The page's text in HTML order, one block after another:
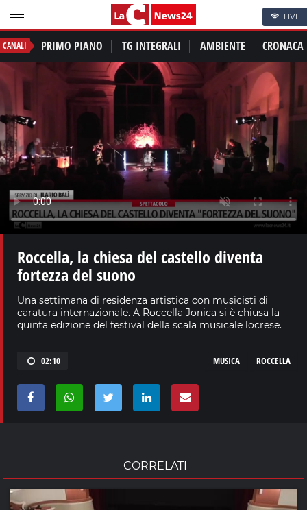
LIVE
CANALI PRIMO PIANO TG INTEGRALI AMBIENTE CRONACA
Roccella, la chiesa del castello diventa
fortezza del suono
Una settimana di residenza artistica con musicisti di
caratura internazionale. A Roccella Jonica si è chiusa la
quinta edizione del festival della scala musicale locrese.
02:10 ROCCELLA
MUSICA
CORRELATI